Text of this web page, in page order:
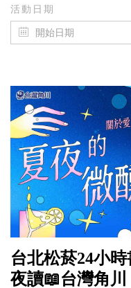
活動日期
台北松菸24小時
夜讀📖台灣角